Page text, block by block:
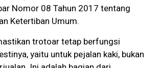
Nomor 08 Tahun 2017 tentang
Ketertiban Umum.
trotoar tetap berfungsi
yaitu untuk pejalan kaki, bukan